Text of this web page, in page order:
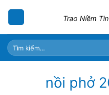
Trao Niềm
Tìm
kiếm:
nồi phở